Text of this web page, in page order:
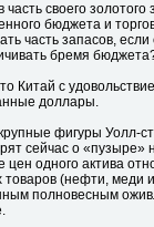
своего
бюджета и
часть запасов,
бремя
Китай с
доллары.
фигуры Уолл-
сейчас о «пузыре»
цен одного актива
(нефти, меди
полновесным